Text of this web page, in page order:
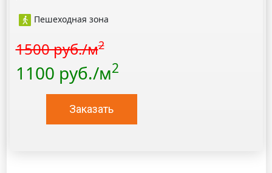
Пешеходная зона
1500 руб./м2
1100 руб./м2
Заказать